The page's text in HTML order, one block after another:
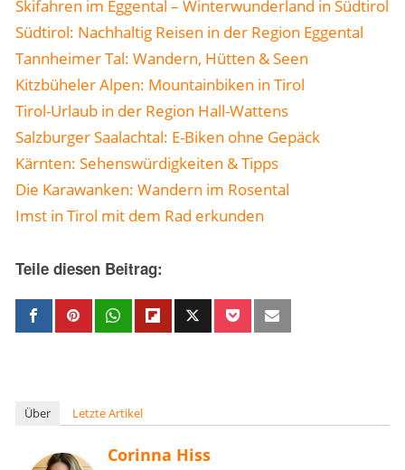
Skifahren im Eggental – Winterwunderland in Südtirol
Südtirol: Nachhaltig Reisen in der Region Eggental
Tannheimer Tal: Wandern, Hütten & Seen
Kitzbüheler Alpen: Mountainbiken in Tirol
Tirol-Urlaub in der Region Hall-Wattens
Salzburger Saalachtal: E-Biken ohne Gepäck
Kärnten: Sehenswürdigkeiten & Tipps
Die Karawanken: Wandern im Rosental
Imst in Tirol mit dem Rad erkunden
Teile diesen Beitrag:
Über Letzte Artikel
Corinna Hiss